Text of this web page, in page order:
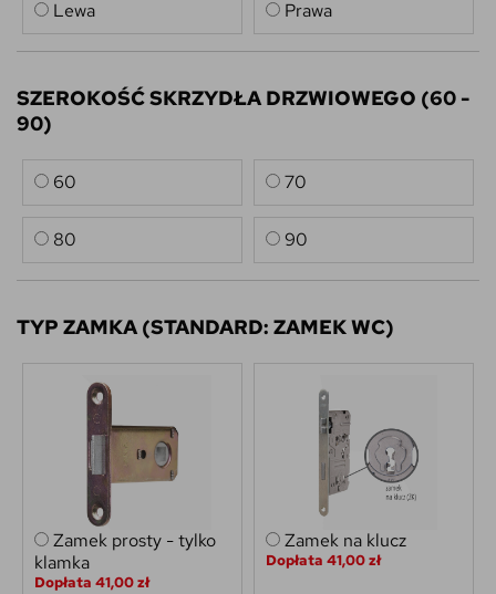
Lewa Prawa
SZEROKOŚĆ SKRZYDŁA DRZWIOWEGO (60 -
90)
60 70
80 90
TYP ZAMKA (STANDARD: ZAMEK WC)
Zamek prosty - tylko
klamka
Dopłata 41,00 zł
Zamek na klucz
Dopłata 41,00 zł